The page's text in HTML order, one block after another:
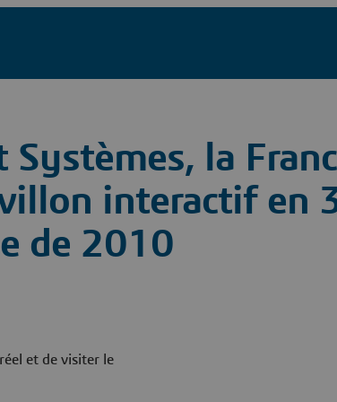
Systèmes, la
interactif en
de 2010
et de visiter le